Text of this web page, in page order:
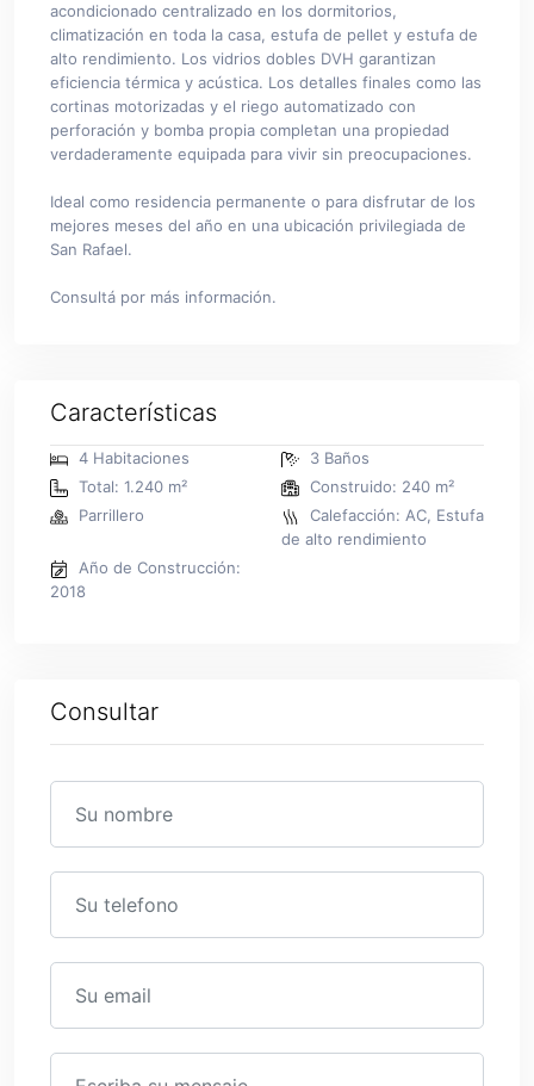
acondicionado centralizado en los dormitorios,
climatización en toda la casa, estufa de pellet y estufa de
alto rendimiento. Los vidrios dobles DVH garantizan
eficiencia térmica y acústica. Los detalles finales como las
cortinas motorizadas y el riego automatizado con
perforación y bomba propia completan una propiedad
verdaderamente equipada para vivir sin preocupaciones.
Ideal como residencia permanente o para disfrutar de los
mejores meses del año en una ubicación privilegiada de
San Rafael.
Consultá por más información.
Características
4 Habitaciones
3 Baños
Total: 1.240 m²
Construido: 240 m²
Parrillero
Calefacción: AC, Estufa
de alto rendimiento
Año de Construcción:
2018
Consultar